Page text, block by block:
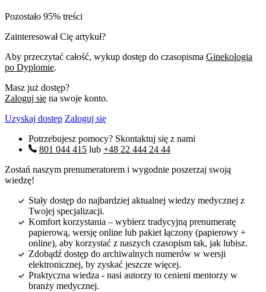
Pozostało 95% treści
Zainteresował Cię artykuł?
Aby przeczytać całość, wykup dostęp do czasopisma Ginekologia
po Dyplomie.
Masz już dostęp?
Zaloguj się na swoje konto.
Uzyskaj dostęp Zaloguj się
Potrzebujesz pomocy? Skontaktuj się z nami
801 044 415 lub +48 22 444 24 44
Zostań naszym prenumeratorem i wygodnie poszerzaj swoją
wiedzę!
Stały dostęp do najbardziej aktualnej wiedzy medycznej z
Twojej specjalizacji.
Komfort korzystania – wybierz tradycyjną prenumeratę
papierową, wersję online lub pakiet łączony (papierowy +
online), aby korzystać z naszych czasopism tak, jak lubisz.
Zdobądź dostęp do archiwalnych numerów w wersji
elektronicznej, by zyskać jeszcze więcej.
Praktyczna wiedza - nasi autorzy to cenieni mentorzy w
branży medycznej.